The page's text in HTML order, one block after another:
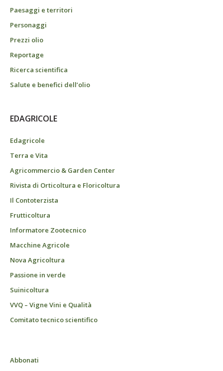
Paesaggi e territori
Personaggi
Prezzi olio
Reportage
Ricerca scientifica
Salute e benefici dell’olio
EDAGRICOLE
Edagricole
Terra e Vita
Agricommercio & Garden Center
Rivista di Orticoltura e Floricoltura
Il Contoterzista
Frutticoltura
Informatore Zootecnico
Macchine Agricole
Nova Agricoltura
Passione in verde
Suinicoltura
VVQ – Vigne Vini e Qualità
Comitato tecnico scientifico
Abbonati